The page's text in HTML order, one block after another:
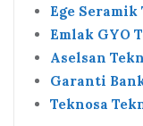
Ege Seramik
Emlak GYO
Aselsan
Garanti
Teknosa